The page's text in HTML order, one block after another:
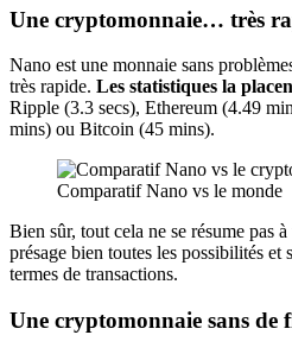
Une cryptomonnaie… très
Nano est une monnaie sans
très rapide. Les statistiques la
Ripple (3.3 secs), Ethereum (4.49
mins) ou Bitcoin (45 mins).
Comparatif Nano vs le monde
Bien sûr, tout cela ne se résume pas
présage bien toutes les possibilités et
termes de transactions.
Une cryptomonnaie sans de